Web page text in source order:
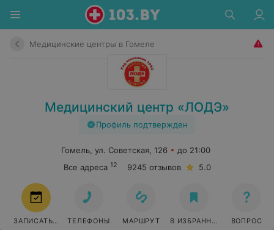
Медицинские центры в Гомеле
Медицинский центр «ЛОДЭ»
Профиль подтвержден
Гомель, ул. Советская, 126
до 21:00
Все адреса 12 9245 отзывов 5.0
ЗАПИСАТЬСЯ ТЕЛЕФОНЫ МАРШРУТ В ИЗБРАННОЕ ВОПРОС